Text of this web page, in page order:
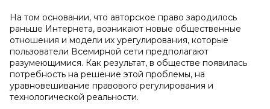
На том основании, что авторское право зародилось
раньше Интернета, возникают новые общественные
отношения и модели их урегулирования, которые
пользователи Всемирной сети предполагают
разумеющимися. Как результат, в обществе появилась
потребность на решение этой проблемы, на
уравновешивание правового регулирования и
технологической реальности.